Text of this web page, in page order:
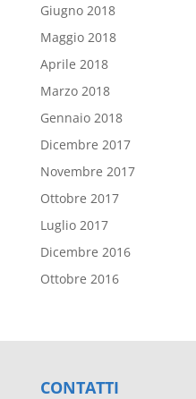
Giugno 2018
Maggio 2018
Aprile 2018
Marzo 2018
Gennaio 2018
Dicembre 2017
Novembre 2017
Ottobre 2017
Luglio 2017
Dicembre 2016
Ottobre 2016
CONTATTI